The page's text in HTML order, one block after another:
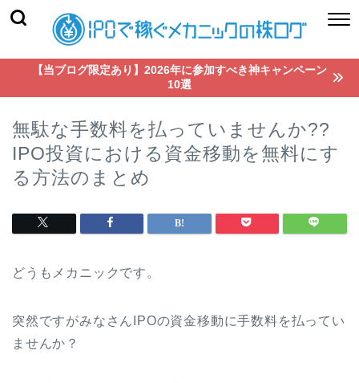
【当ブログ限定あり】2026年に参加すべき神キャンペーン
10選
無駄な手数料を払っていませんか??
IPO投資における資金移動を無料にす
る方法のまとめ
どうもメカニックです。
突然ですがみなさんIPOの資金移動に手数料を払ってい
ませんか？